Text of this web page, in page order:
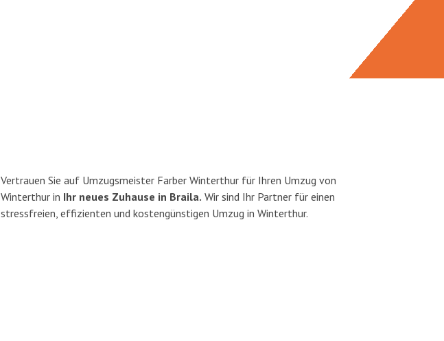
Vertrauen Sie auf Umzugsmeister Farber Winterthur für Ihren Umzug von
Winterthur in Ihr neues Zuhause in Braila. Wir sind Ihr Partner für einen
stressfreien, effizienten und kostengünstigen Umzug in Winterthur.